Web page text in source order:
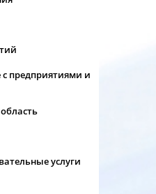
предприятиями и
услуги